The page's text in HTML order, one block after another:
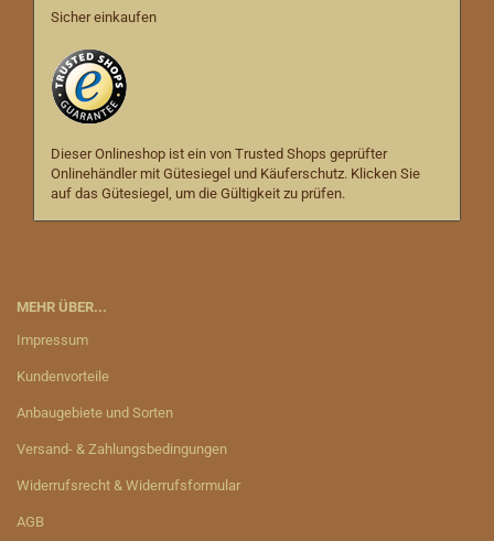
Sicher einkaufen
Dieser Onlineshop ist ein von Trusted Shops geprüfter
Onlinehändler mit Gütesiegel und Käuferschutz. Klicken Sie
auf das Gütesiegel, um die Gültigkeit zu prüfen.
MEHR ÜBER...
Impressum
Kundenvorteile
Anbaugebiete und Sorten
Versand- & Zahlungsbedingungen
Widerrufsrecht & Widerrufsformular
AGB